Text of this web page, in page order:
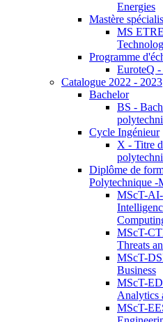
Energies
Mastère
MS
Programme
EuroteQ
Catalogue 2022 - 2023
Bachelor
BS -
Cycle Ingénieur
X - Titre
Diplôme de
Polytechnique -
MScT-
MScT-
Threats
MScT-
Business
MScT-
Analytics
MScT-